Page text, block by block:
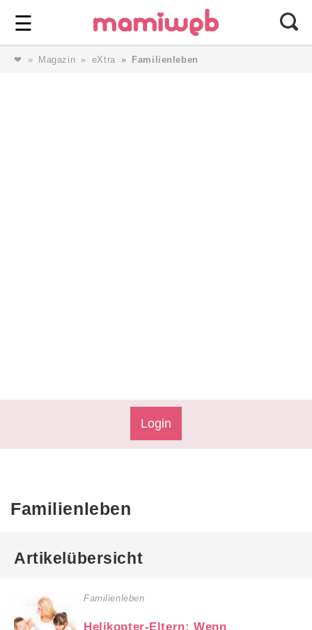
☰ ⎯ Wir lieben Familie ⎯
❤ Magazin eXtra Familienleben
Login
Familienleben
Artikelübersicht
Familienleben
Helikopter-Eltern: Wenn